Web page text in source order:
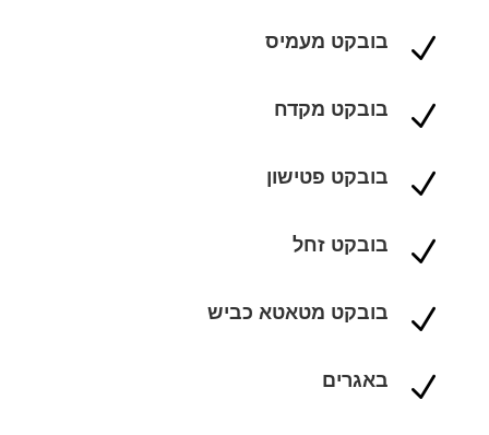
N בובקט מעמיס
N בובקט מקדח
N בובקט פטישון
N בובקט זחל
N בובקט מטאטא כביש
N באגרים